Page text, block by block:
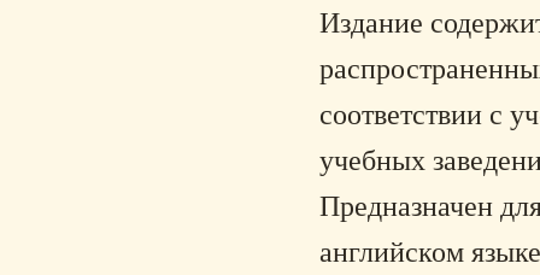
Издание
соответствии с
учебных
Предназначен
английском